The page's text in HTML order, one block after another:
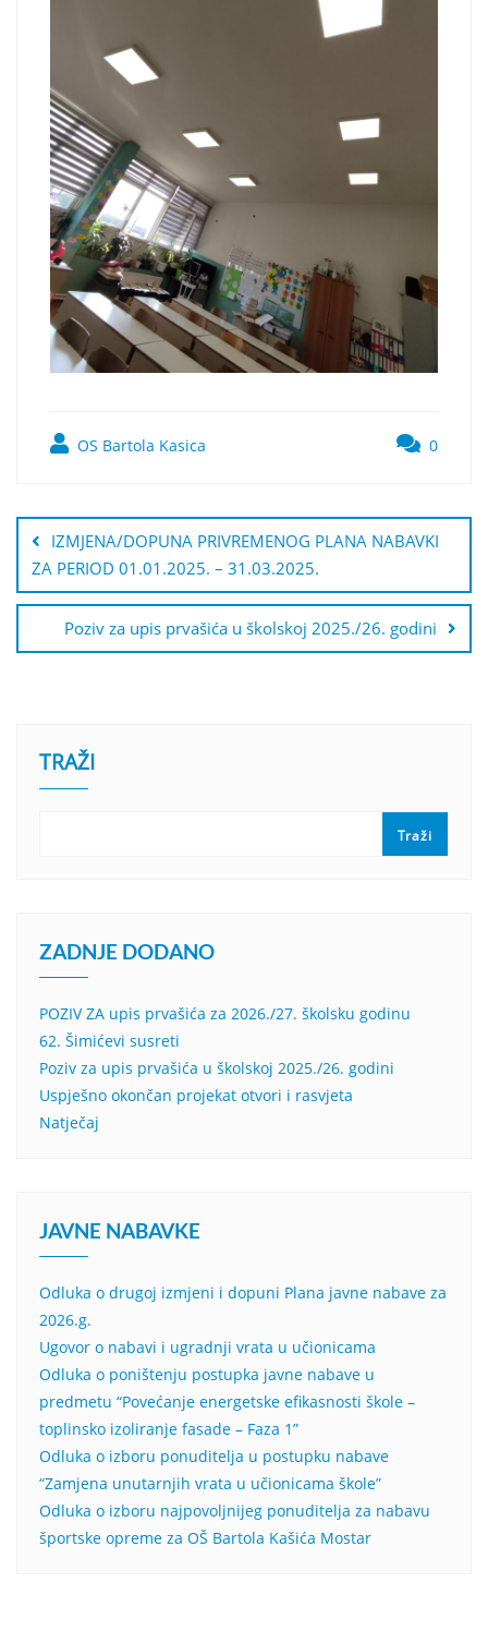
OS Bartola Kasica 0
objava
IZMJENA/DOPUNA PRIVREMENOG PLANA NABAVKI
ZA PERIOD 01.01.2025. – 31.03.2025.
Poziv za upis prvašića u školskoj 2025./26. godini
TRAŽI
Traži
ZADNJE DODANO
POZIV ZA upis prvašića za 2026./27. školsku godinu
62. Šimićevi susreti
Poziv za upis prvašića u školskoj 2025./26. godini
Uspješno okončan projekat otvori i rasvjeta
Natječaj
JAVNE NABAVKE
Odluka o drugoj izmjeni i dopuni Plana javne nabave za
2026.g.
Ugovor o nabavi i ugradnji vrata u učionicama
Odluka o poništenju postupka javne nabave u
predmetu “Povećanje energetske efikasnosti škole –
toplinsko izoliranje fasade – Faza 1”
Odluka o izboru ponuditelja u postupku nabave
“Zamjena unutarnjih vrata u učionicama škole”
Odluka o izboru najpovoljnijeg ponuditelja za nabavu
športske opreme za OŠ Bartola Kašića Mostar